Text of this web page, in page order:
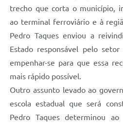
trecho que corta o município,
ao terminal ferroviário e à
Pedro Taques enviou a
Estado responsável pelo
empenhar-se para que essa
mais rápido possível.
Outro assunto levado ao
escola estadual que será
Pedro Taques determinou